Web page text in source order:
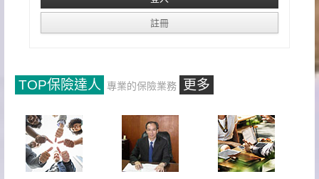
TOP保險達人 專業的保險業務 更多